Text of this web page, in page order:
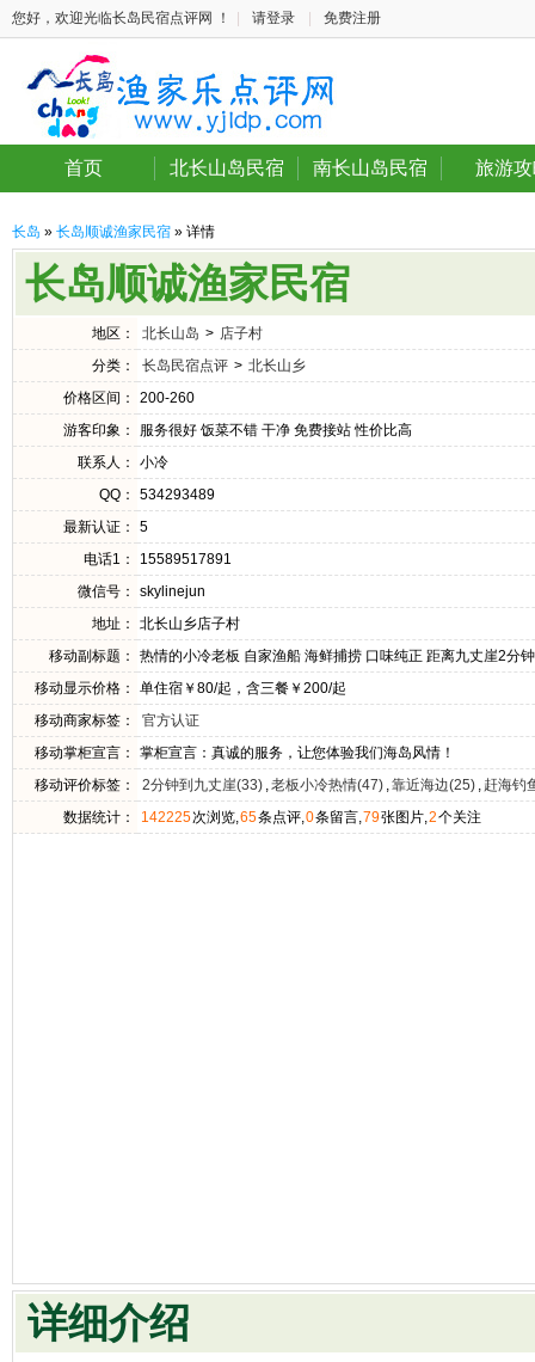
您好，欢迎光临长岛民宿点评网 ！ 请登录 免费注册
首页 北长山岛民宿 南长山岛民宿 旅游
长岛 » 长岛顺诚渔家民宿 » 详情
长岛顺诚渔家民宿
地区： 北长山岛 > 店子村
分类：
长岛民宿点评 > 北长山乡
价格区间：
200-260
游客印象：
服务很好 饭菜不错 干净 免费接站 性价比高
联系人：
小冷
QQ：
534293489
最新认证：
5
电话1：
15589517891
微信号：
skylinejun
地址：
北长山乡店子村
移动副标题：
热情的小冷老板 自家渔船 海鲜捕捞 口味纯正 距离九丈崖2分钟
移动显示价格：
单住宿￥80/起，含三餐￥200/起
移动商家标签：
官方认证
移动掌柜宣言：
掌柜宣言：真诚的服务，让您体验我们海岛风情！
移动评价标签：
2分钟到九丈崖(33) ,老板小冷热情(47) ,靠近海边(25) , 赶海钓
数据统计：
142225次浏览,65条点评,0条留言,79张图片,2个关注
详细介绍